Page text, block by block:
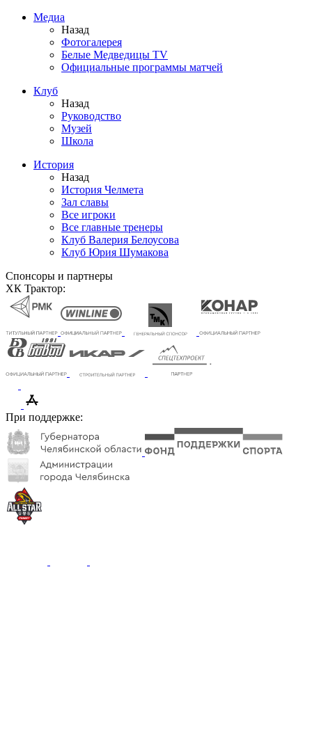
Медиа
Назад
Фотогалерея
Белые Медведицы TV
Официальные программы матчей
Клуб
Назад
Руководство
Музей
Школа
История
Назад
История Челмета
Зал славы
Все игроки
Все главные тренеры
Клуб Валерия Белоусова
Клуб Юрия Шумакова
Спонсоры и партнеры
ХК Трактор:
При поддержке: